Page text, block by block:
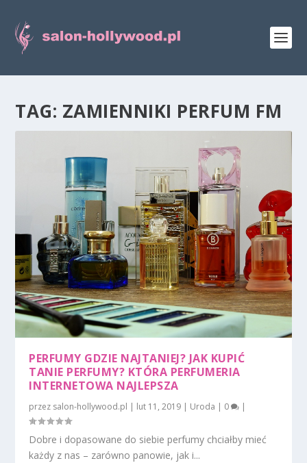
TAG: ZAMIENNIKI PERFUM FM
PERFUMY GDZIE NAJTANIEJ? JAK KUPIĆ
TANIE PERFUMY? KTÓRA PERFUMERIA
INTERNETOWA NAJLEPSZA
przez salon-hollywood.pl | lut 11, 2019 | Uroda | 0 |
Dobre i dopasowane do siebie perfumy chciałby mieć
każdy z nas – zarówno panowie, jak i...